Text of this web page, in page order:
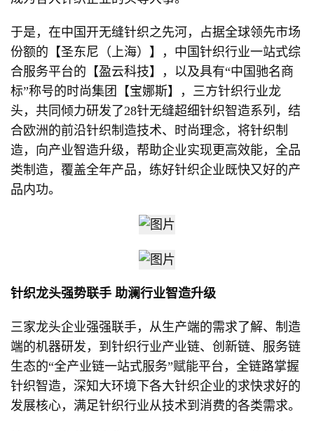
于是，在中国开无缝针织之先河，占据全球领先市场
份额的【圣东尼（上海）】，中国针织行业一站式综
合服务平台的【盈云科技】，以及具有“中国驰名商
标”称号的时尚集团【宝娜斯】，三方针织行业龙
头，共同倾力研发了28针无缝超细针织智造系列，结
合欧洲的前沿针织制造技术、时尚理念，将针织制
造，向产业智造升级，帮助企业实现更高效能，全品
类制造，覆盖全年产品，练好针织企业既快又好的产
品内功。
针织龙头强势联手 助澜行业智造升级
三家龙头企业强强联手，从生产端的需求了解、制造
端的机器研发，到针织行业产业链、创新链、服务链
生态的“全产业链一站式服务”赋能平台，全链路掌握
针织智造，深知大环境下各大针织企业的求快求好的
发展核心，满足针织行业从技术到消费的各类需求。